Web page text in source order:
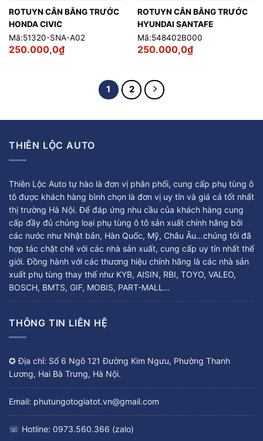
ROTUYN CÂN BẰNG TRƯỚC
HONDA CIVIC
Mã:51320-SNA-A02
250.000,0₫
ROTUYN CÂN BẰNG TRƯỚC
HYUNDAI SANTAFE
Mã:548402B000
250.000,0₫
1 2
THIÊN LỘC AUTO
Thiên Lộc Auto tự hào là đơn vị phân phối, cung cấp phụ tùng ô
tô được khách hàng bình chọn là đơn vị uy tín và giá cả tốt nhất
thị trường Hà Nội. Để đáp ứng nhu cầu của khách hàng cung
cấp đầy đủ chủng loại phụ tùng ô tô sản xuất chính hãng bởi
các nước như Nhật bản, Hàn Quốc, Mỹ, Châu Âu…chúng tôi đã
hợp tác chặt chẽ với các nhà sản xuất, cung cấp uy tín nhất thế
giới. Đồng hành với các thương hiệu chính hãng là các nhà sản
xuất phụ tùng thay thế như KYB, AISIN, RBI, TOYO, VALEO,
BOSCH, BMTS, GIF, MOBIS, PART-MALL…
THÔNG TIN LIÊN HỆ
✪ Địa chỉ: Số 6 Ngõ 121 Đường Kim Ngưu, Phường Thanh
Lương, Hai Bà Trưng, Hà Nội.
Email: phutungotogiatot.vn@gmail.com
☏ Hotline: 0973.560.366 (zalo)